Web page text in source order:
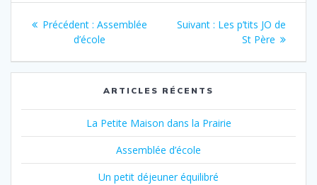
Navigation
l’article
Précédent : Article
précédent
Assemblée
d’école
Suivant : Article
suivant
Les p’tits JO de
St Père
ARTICLES RÉCENTS
La Petite Maison dans la Prairie
Assemblée d’école
Un petit déjeuner équilibré